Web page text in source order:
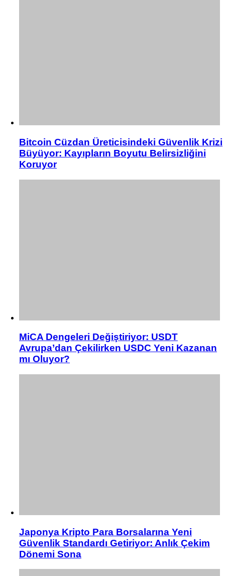
Bitcoin Cüzdan Üreticisindeki Güvenlik Krizi
Büyüyor: Kayıpların Boyutu Belirsizliğini
Koruyor
MiCA Dengeleri Değiştiriyor: USDT
Avrupa’dan Çekilirken USDC Yeni Kazanan
mı Oluyor?
Japonya Kripto Para Borsalarına Yeni
Güvenlik Standardı Getiriyor: Anlık Çekim
Dönemi Sona